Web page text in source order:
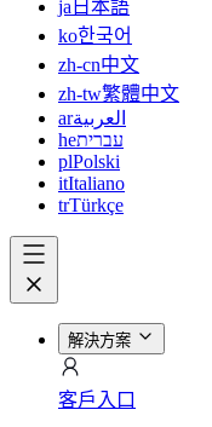
ja 日本語
ko한국어
zh-cn中文
zh-tw繁體中文
arالعربية
heעברית
plPolski
itItaliano
trTürkçe
解決方案
客戶入口